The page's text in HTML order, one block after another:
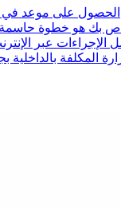
الحصول على موعد في
بك هو خطوة
الإجراءات عبر
المكلفة